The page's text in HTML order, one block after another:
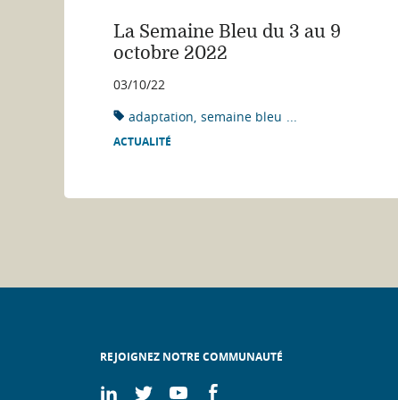
La Semaine Bleu du 3 au 9
octobre 2022
03/10/22
adaptation semaine bleu ...
ACTUALITÉ
REJOIGNEZ NOTRE COMMUNAUTÉ
On
On
On
On